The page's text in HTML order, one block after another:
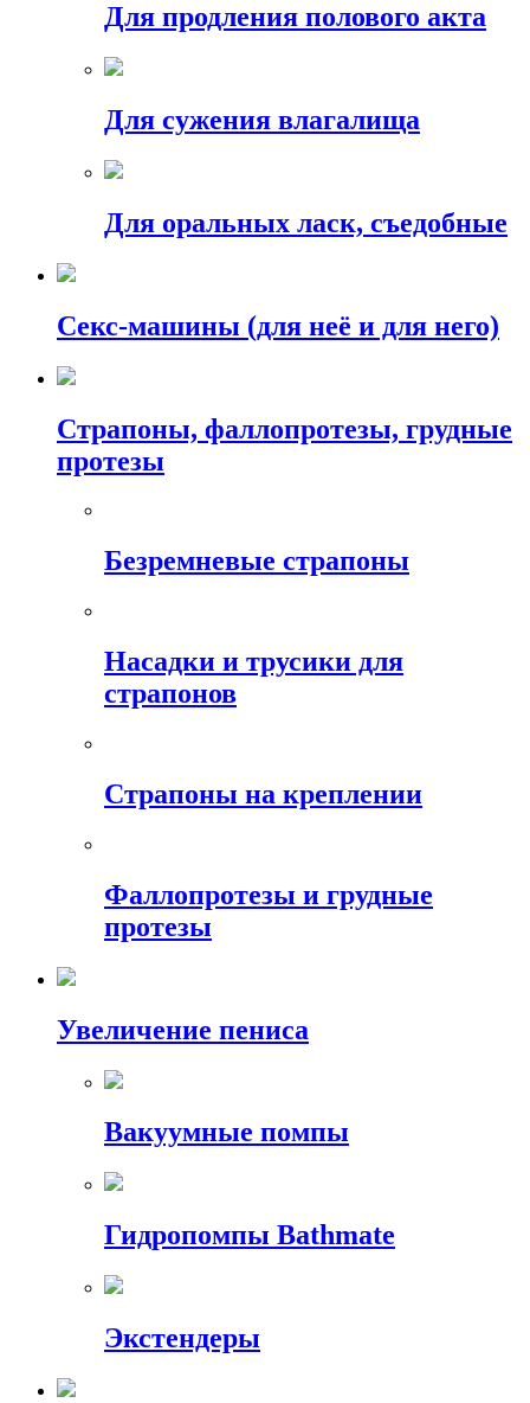
Для продления полового акта
Для сужения влагалища
Для оральных ласк, съедобные
Секс-машины (для неё и для него)
Страпоны, фаллопротезы, грудные
протезы
Безремневые страпоны
Насадки и трусики для
страпонов
Страпоны на креплении
Фаллопротезы и грудные
протезы
Увеличение пениса
Вакуумные помпы
Гидропомпы Bathmate
Экстендеры